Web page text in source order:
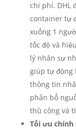
chi phí. DHL
container tự
xuống 1
tốc độ và
lý nhân sự
giúp tự động
thông tin
phân bổ
thủ công và
Tối ưu